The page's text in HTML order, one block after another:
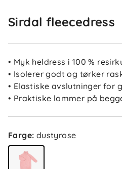
Sirdal fleecedress
• Myk heldress i 100 %
• Isolerer godt og tørker
• Elastiske avslutninger for
• Praktiske lommer på
Farge: dustyrose